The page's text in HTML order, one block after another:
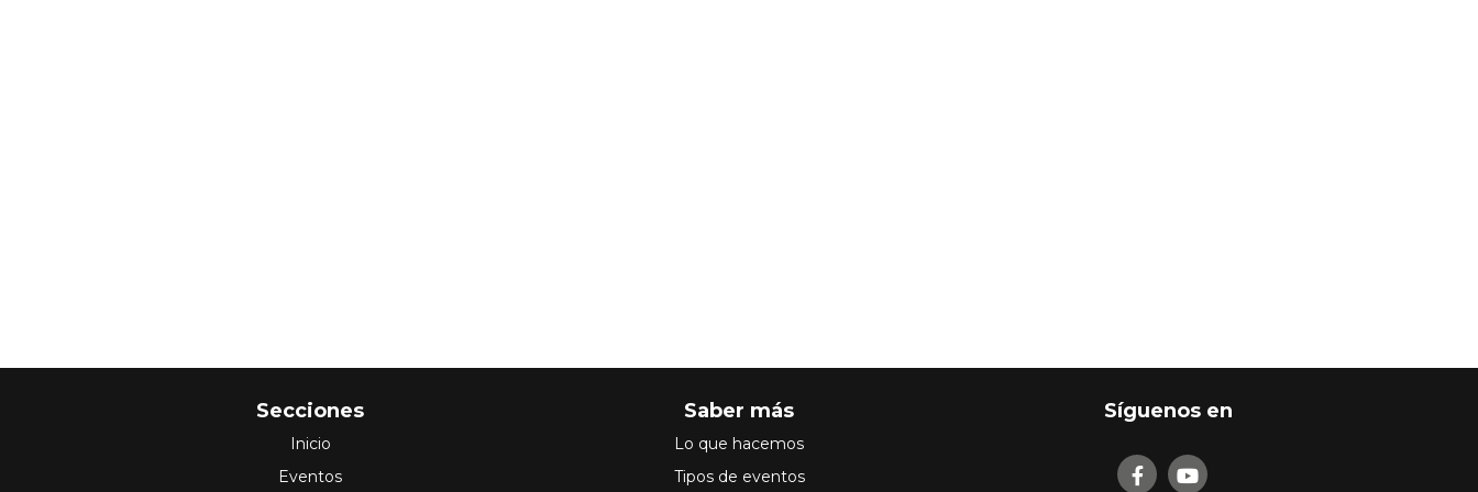
Secciones
Inicio
Eventos
Saber más
Lo que hacemos
Tipos de eventos
Síguenos en